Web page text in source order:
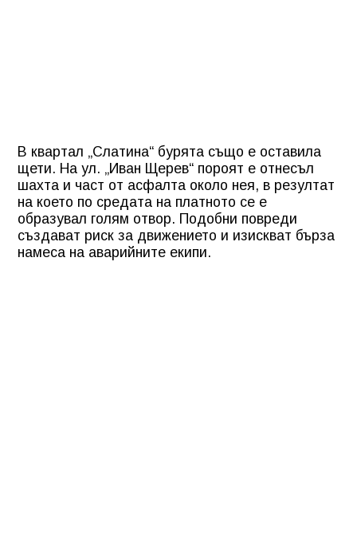
В квартал „Слатина“ бурята също е оставила
щети. На ул. „Иван Щерев“ пороят е отнесъл
шахта и част от асфалта около нея, в резултат
на което по средата на платното се е
образувал голям отвор. Подобни повреди
създават риск за движението и изискват бърза
намеса на аварийните екипи.